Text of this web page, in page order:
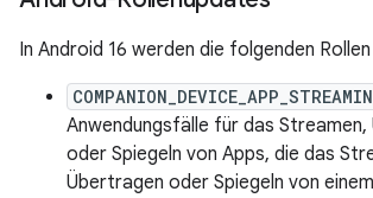
In Android 16 werden die folgenden
Anwendungsfälle für das
oder Spiegeln von Apps, die das
Übertragen oder Spiegeln von